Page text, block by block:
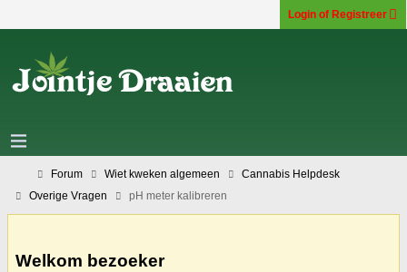
Login of Registreer
Forum Wiet kweken algemeen
Cannabis Helpdesk
Overige Vragen
pH meter kalibreren
Welkom bezoeker